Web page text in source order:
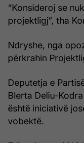
“Konsideroj se
projektligj”, tha
Ndryshe, nga
përkrahin
Deputetja e
Blerta Deliu-
është iniciativë
vobektë.